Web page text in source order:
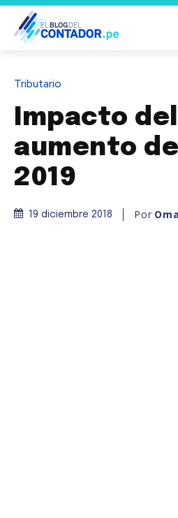
Tributario
Impacto del
aumento de
2019
19 diciembre 2018 Por